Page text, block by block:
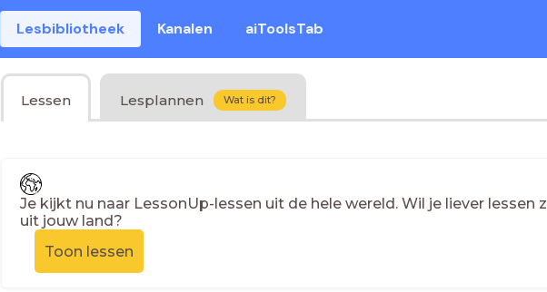
Lesbibliotheek Kanalen aiToolsTab
Lessen Lesplannen Wat is dit?
Je kijkt nu naar LessonUp-lessen uit de hele wereld. Wil je liever
uit jouw land?
Toon lessen